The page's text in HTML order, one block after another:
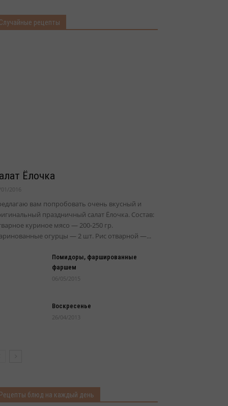
рецепты
Ёлочка
2016
вам попробовать очень вкусный и
праздничный салат Ёлочка. Состав:
куриное мясо — 200-250 гр.
огурцы — 2 шт. Рис отварной —...
Помидоры, фаршированные
фаршем
06/05/2015
Воскресенье
26/04/2013
блюд на каждый день